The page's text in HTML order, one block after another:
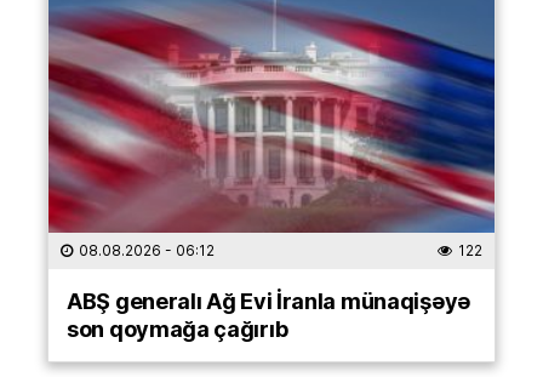
08.08.2026 - 06:12 122
ABŞ generalı Ağ Evi İranla münaqişəyə
son qoymağa çağırıb